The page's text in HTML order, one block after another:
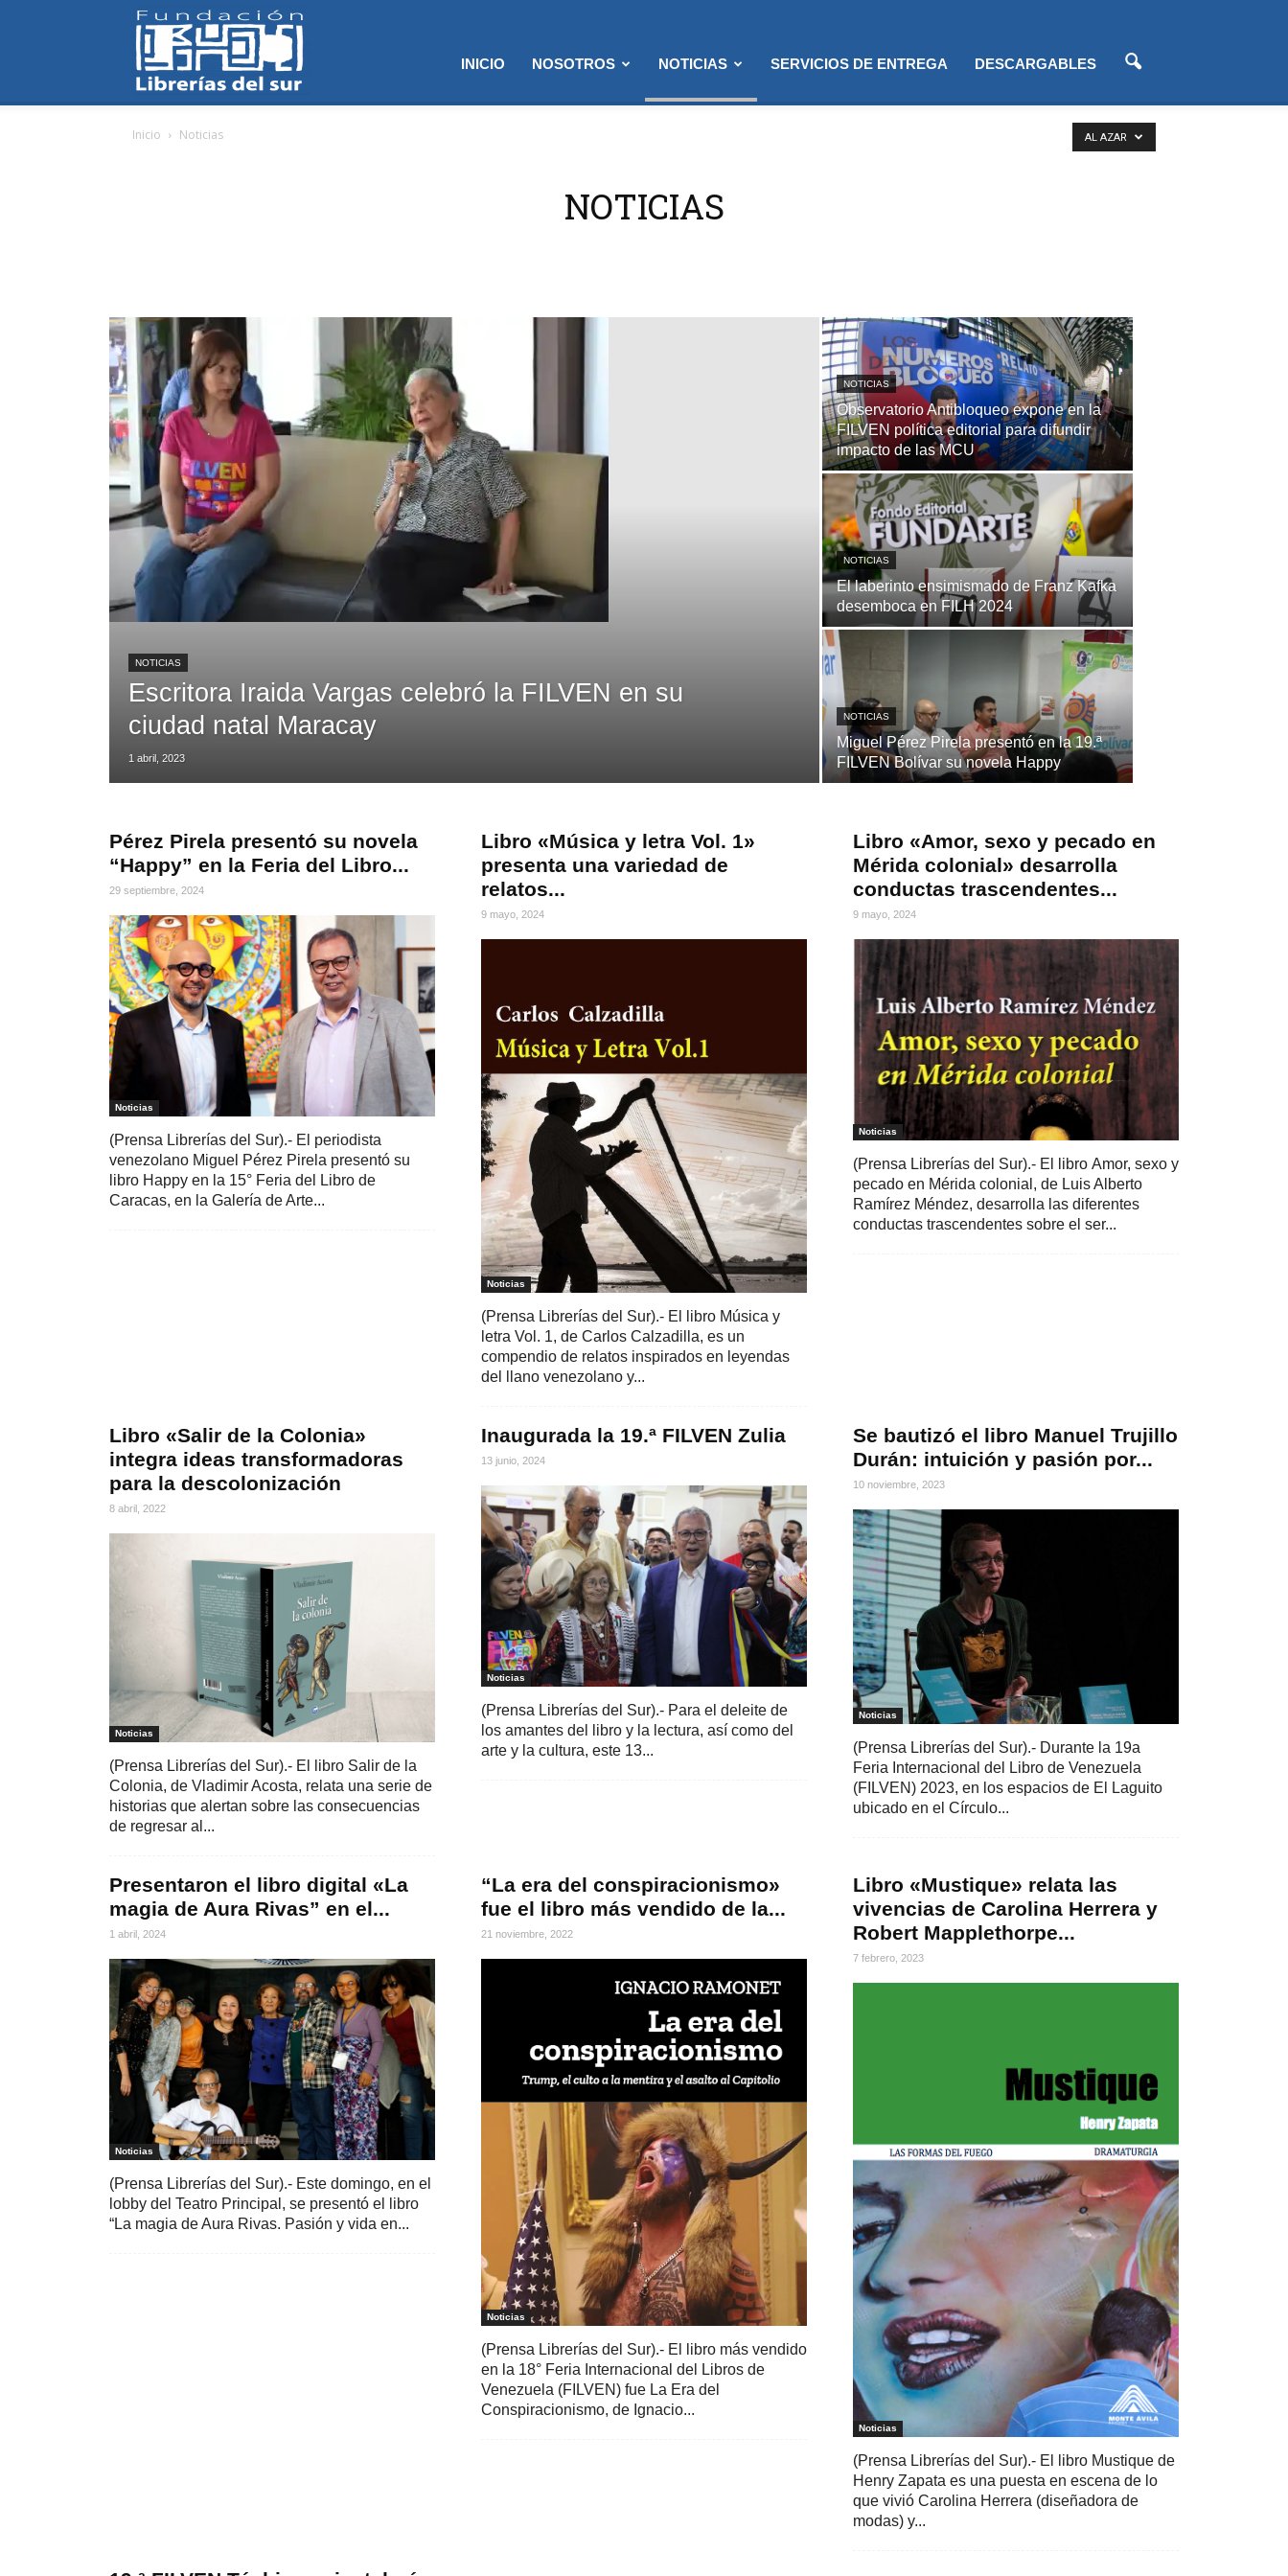
INICIO NOSOTROS NOTICIAS SERVICIOS DE ENTREGA DESCARGABLES
Inicio Noticias
NOTICIAS
AL AZAR
NOTICIAS
Escritora Iraida Vargas celebró la FILVEN en su
ciudad natal Maracay
1 abril, 2023
NOTICIAS
Observatorio Antibloqueo expone en la
FILVEN política editorial para difundir
impacto de las MCU
NOTICIAS
El laberinto ensimismado de Franz Kafka
desemboca en FILH 2024
NOTICIAS
Miguel Pérez Pirela presentó en la 19.ª
FILVEN Bolívar su novela Happy
Pérez Pirela presentó su novela
“Happy” en la Feria del Libro...
29 septiembre, 2024
Noticias
(Prensa Librerías del Sur).- El periodista
venezolano Miguel Pérez Pirela presentó su
libro Happy en la 15° Feria del Libro de
Caracas, en la Galería de Arte...
Libro «Música y letra Vol. 1»
presenta una variedad de
relatos...
9 mayo, 2024
Noticias
(Prensa Librerías del Sur).- El libro Música y
letra Vol. 1, de Carlos Calzadilla, es un
compendio de relatos inspirados en leyendas
del llano venezolano y...
Libro «Amor, sexo y pecado en
Mérida colonial» desarrolla
conductas trascendentes...
9 mayo, 2024
Noticias
(Prensa Librerías del Sur).- El libro Amor, sexo y
pecado en Mérida colonial, de Luis Alberto
Ramírez Méndez, desarrolla las diferentes
conductas trascendentes sobre el ser...
Libro «Salir de la Colonia»
integra ideas transformadoras
para la descolonización
8 abril, 2022
Noticias
(Prensa Librerías del Sur).- El libro Salir de la
Colonia, de Vladimir Acosta, relata una serie de
historias que alertan sobre las consecuencias
de regresar al...
Inaugurada la 19.ª FILVEN Zulia
13 junio, 2024
Noticias
(Prensa Librerías del Sur).- Para el deleite de
los amantes del libro y la lectura, así como del
arte y la cultura, este 13...
Se bautizó el libro Manuel Trujillo
Durán: intuición y pasión por...
10 noviembre, 2023
Noticias
(Prensa Librerías del Sur).- Durante la 19a
Feria Internacional del Libro de Venezuela
(FILVEN) 2023, en los espacios de El Laguito
ubicado en el Círculo...
Presentaron el libro digital «La
magia de Aura Rivas” en el...
1 abril, 2024
Noticias
(Prensa Librerías del Sur).- Este domingo, en el
lobby del Teatro Principal, se presentó el libro
“La magia de Aura Rivas. Pasión y vida en...
“La era del conspiracionismo»
fue el libro más vendido de la...
21 noviembre, 2022
Noticias
(Prensa Librerías del Sur).- El libro más vendido
en la 18° Feria Internacional del Libros de
Venezuela (FILVEN) fue La Era del
Conspiracionismo, de Ignacio...
Libro «Mustique» relata las
vivencias de Carolina Herrera y
Robert Mapplethorpe...
7 febrero, 2023
Noticias
(Prensa Librerías del Sur).- El libro Mustique de
Henry Zapata es una puesta en escena de lo
que vivió Carolina Herrera (diseñadora de
modas) y...